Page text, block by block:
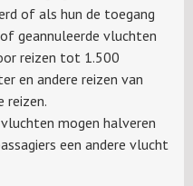
of als hun de toegang
geannuleerde vluchten
reizen tot 1.500
en andere reizen van
reizen.
mogen halveren
een andere vlucht